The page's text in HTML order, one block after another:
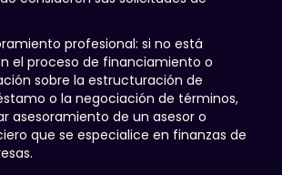
profesional: si no está
el proceso de financiamiento o
sobre la estructuración de
o la negociación de términos,
asesoramiento de un asesor o
que se especialice en finanzas de